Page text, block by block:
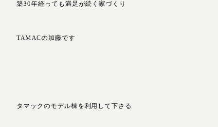
築30年経っても満足が続く家づくり
TAMACの加藤です
タマックのモデル棟を利用して下さる